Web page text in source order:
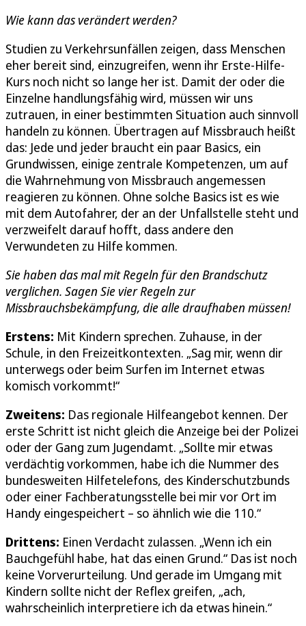
Wie kann das verändert werden?
Studien zu Verkehrsunfällen zeigen, dass Menschen
eher bereit sind, einzugreifen, wenn ihr Erste-Hilfe-
Kurs noch nicht so lange her ist. Damit der oder die
Einzelne handlungsfähig wird, müssen wir uns
zutrauen, in einer bestimmten Situation auch sinnvoll
handeln zu können. Übertragen auf Missbrauch heißt
das: Jede und jeder braucht ein paar Basics, ein
Grundwissen, einige zentrale Kompetenzen, um auf
die Wahrnehmung von Missbrauch angemessen
reagieren zu können. Ohne solche Basics ist es wie
mit dem Autofahrer, der an der Unfallstelle steht und
verzweifelt darauf hofft, dass andere den
Verwundeten zu Hilfe kommen.
Sie haben das mal mit Regeln für den Brandschutz
verglichen. Sagen Sie vier Regeln zur
Missbrauchsbekämpfung, die alle draufhaben müssen!
Erstens: Mit Kindern sprechen. Zuhause, in der
Schule, in den Freizeitkontexten. „Sag mir, wenn dir
unterwegs oder beim Surfen im Internet etwas
komisch vorkommt!“
Zweitens: Das regionale Hilfeangebot kennen. Der
erste Schritt ist nicht gleich die Anzeige bei der Polizei
oder der Gang zum Jugendamt. „Sollte mir etwas
verdächtig vorkommen, habe ich die Nummer des
bundesweiten Hilfetelefons, des Kinderschutzbunds
oder einer Fachberatungsstelle bei mir vor Ort im
Handy eingespeichert – so ähnlich wie die 110.“
Drittens: Einen Verdacht zulassen. „Wenn ich ein
Bauchgefühl habe, hat das einen Grund.“ Das ist noch
keine Vorverurteilung. Und gerade im Umgang mit
Kindern sollte nicht der Reflex greifen, „ach,
wahrscheinlich interpretiere ich da etwas hinein.“